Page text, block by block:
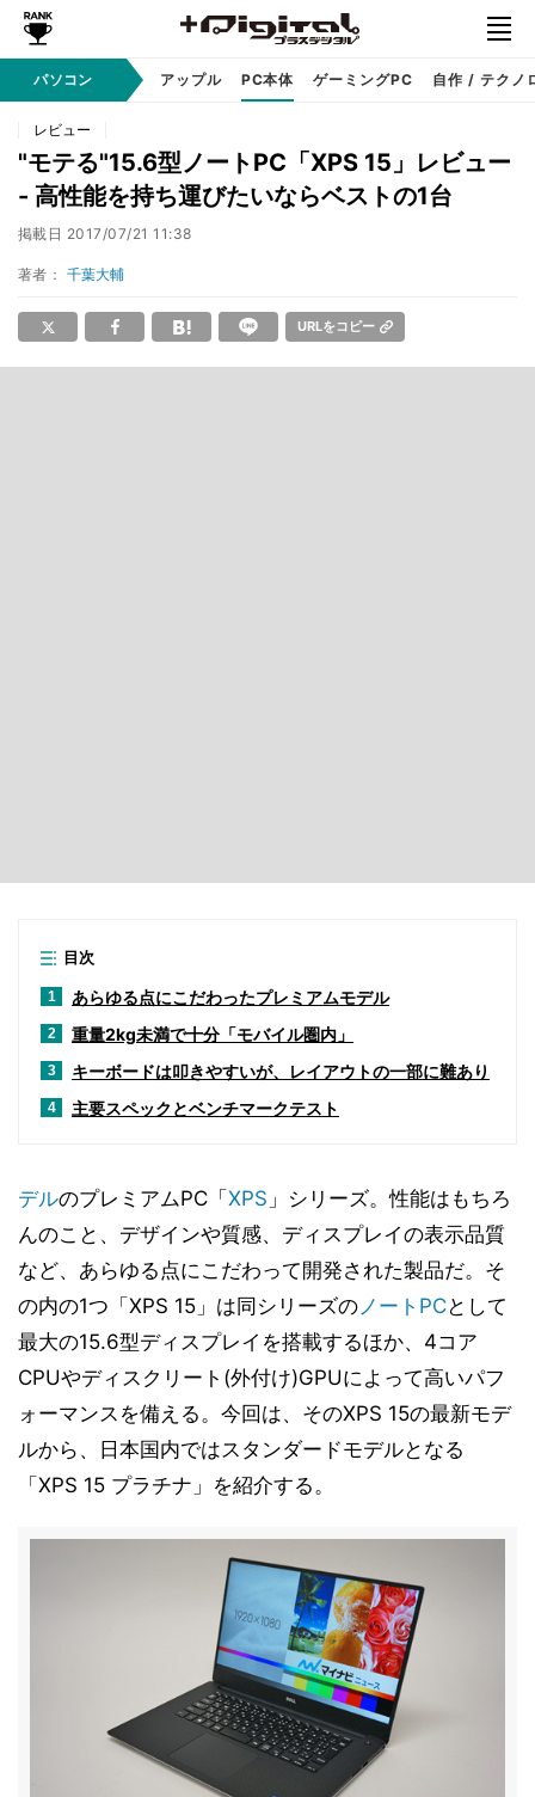
パソコンWindows アップル PC本体 ゲーミングPC 自作 / テクノ
レビュー
"モテる"15.6型ノートPC「XPS 15」レビュー
- 高性能を持ち運びたいならベストの1台
掲載日 2017/07/21 11:38
著者： 千葉大輔
URLをコピー
目次
1 あらゆる点にこだわったプレミアムモデル
2 重量2kg未満で十分「モバイル圏内」
3 キーボードは叩きやすいが、レイアウトの一部に難あり
4 主要スペックとベンチマークテスト
デルのプレミアムPC「 XPS 」シリーズ。性能はもちろ
んのこと、デザインや質感、ディスプレイの表示品質
など、あらゆる点にこだわって開発された製品だ。そ
の内の1つ「XPS 15」は同シリーズのノートPCとして
最大の15.6型ディスプレイを搭載するほか、4コア
CPUやディスクリート(外付け)GPUによって高いパフ
ォーマンスを備える。今回は、そのXPS 15の最新モデ
ルから、日本国内ではスタンダードモデルとなる
「XPS 15 プラチナ」を紹介する。